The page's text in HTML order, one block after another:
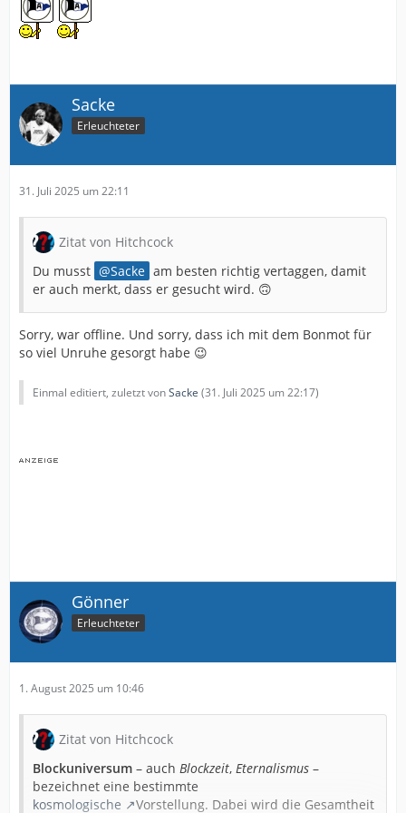
Sacke
Erleuchteter
31. Juli 2025 um 22:11
Zitat von Hitchcock
Du musst
Sacke am besten richtig vertaggen, damit
er auch merkt, dass er gesucht wird. 🙃
Sorry, war offline. Und sorry, dass ich mit dem Bonmot für
so viel Unruhe gesorgt habe 😉
Einmal editiert, zuletzt vonSacke (31. Juli 2025 um 22:17)
Gönner
Erleuchteter
1. August 2025 um 10:46
Zitat von Hitchcock
Blockuniversum – auch Blockzeit, Eternalismus –
bezeichnet eine bestimmte
kosmologische
Vorstellung. Dabei wird die Gesamtheit